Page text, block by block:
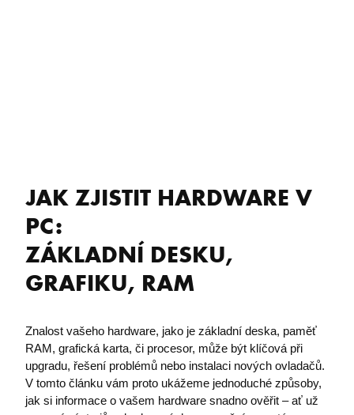
JAK ZJISTIT HARDWARE V
PC: ​
​ZÁKLADNÍ DESKU,
GRAFIKU, RAM
Znalost vašeho hardware, jako je základní deska, paměť
RAM, grafická karta, či procesor, může být klíčová při
upgradu, řešení problémů nebo instalaci nových ovladačů.
V tomto článku vám proto ukážeme jednoduché způsoby,
jak si informace o vašem hardware snadno ověřit – ať už